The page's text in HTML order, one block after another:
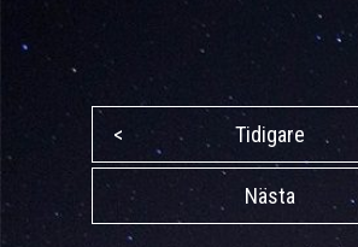
< Tidigare
Nästa